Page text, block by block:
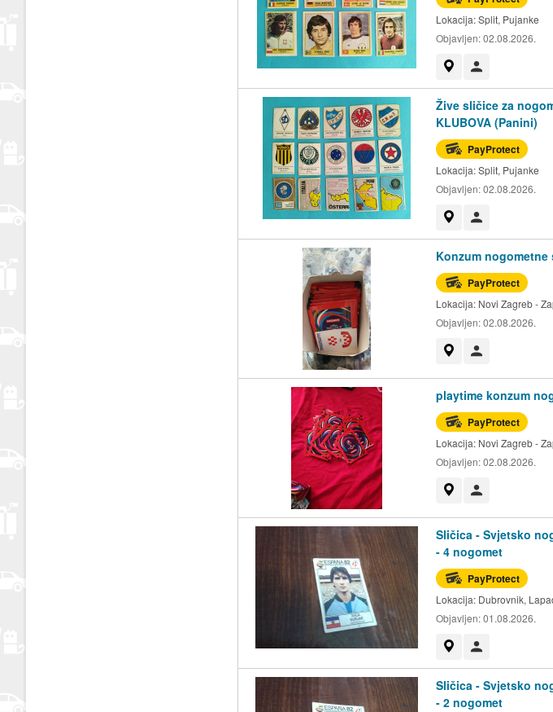
Lokacija:Split, Pujanke
Objavljen:02.08.2026.
Žive sličice za
KLUBOVA (Panini)
PayProtect
Lokacija:Split, Pujanke
Objavljen:02.08.2026.
Konzum
PayProtect
Lokacija: Novi Zagreb -
Objavljen:02.08.2026.
playtime konzum
PayProtect
Lokacija: Novi Zagreb -
Objavljen:02.08.2026.
Sličica - Svjetsko
- 4 nogomet
PayProtect
Lokacija: Dubrovnik,
Objavljen:01.08.2026.
Sličica - Svjetsko
- 2 nogomet